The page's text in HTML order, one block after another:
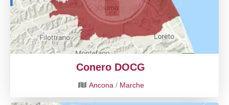
Conero DOCG
Ancona / Marche